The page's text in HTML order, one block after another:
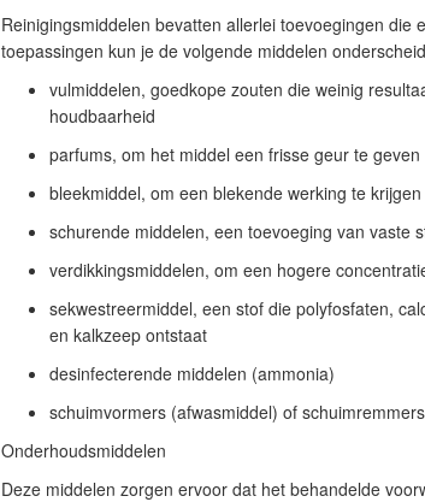
Reinigingsmiddelen bevatten allerlei toevoegingen die
toepassingen kun je de volgende middelen
vulmiddelen, goedkope zouten die weinig
houdbaarheid
parfums, om het middel een frisse geur te geven
bleekmiddel, om een blekende werking te krijgen
schurende middelen, een toevoeging van vaste
verdikkingsmiddelen, om een hogere
sekwestreermiddel, een stof die polyfosfaten,
en kalkzeep ontstaat
desinfecterende middelen (ammonia)
schuimvormers (afwasmiddel) of
Onderhoudsmiddelen
Deze middelen zorgen ervoor dat het behandelde